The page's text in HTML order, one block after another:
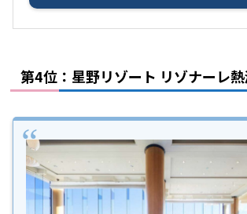
第4位：星野リゾート リゾナーレ